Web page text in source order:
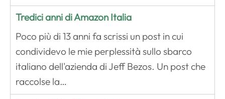
Tredici anni di Amazon Italia
Poco più di 13 anni fa scrissi un post in cui
condividevo le mie perplessità sullo sbarco
italiano dell'azienda di Jeff Bezos. Un post che
raccolse la…